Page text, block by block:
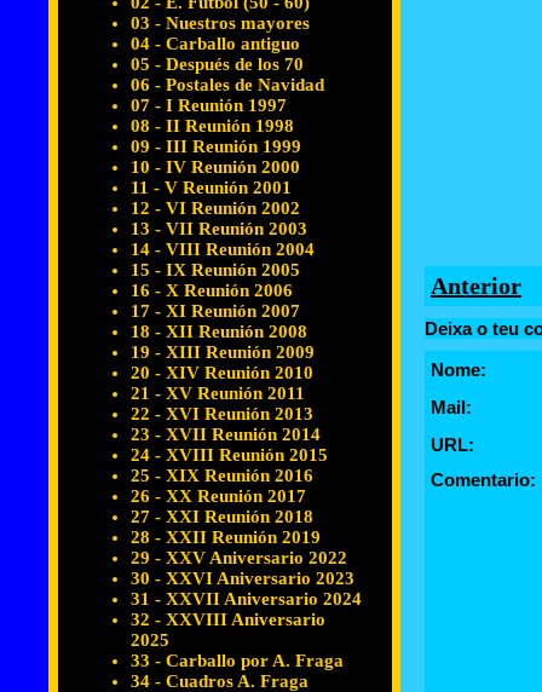
03 - Nuestros mayores
04 - Carballo antiguo
05 - Después de los 70
06 - Postales de Navidad
07 - I Reunión 1997
08 - II Reunión 1998
09 - III Reunión 1999
10 - IV Reunión 2000
11 - V Reunión 2001
12 - VI Reunión 2002
13 - VII Reunión 2003
14 - VIII Reunión 2004
15 - IX Reunión 2005
16 - X Reunión 2006
17 - XI Reunión 2007
18 - XII Reunión 2008
19 - XIII Reunión 2009
20 - XIV Reunión 2010
21 - XV Reunión 2011
22 - XVI Reunión 2013
23 - XVII Reunión 2014
24 - XVIII Reunión 2015
25 - XIX Reunión 2016
26 - XX Reunión 2017
27 - XXI Reunión 2018
28 - XXII Reunión 2019
29 - XXV Aniversario 2022
30 - XXVI Aniversario 2023
31 - XXVII Aniversario 2024
32 - XXVIII Aniversario
2025
33 - Carballo por A. Fraga
34 - Cuadros A. Fraga
Anterior
Deixa o teu
Nome:
Mail:
URL:
Comentario: